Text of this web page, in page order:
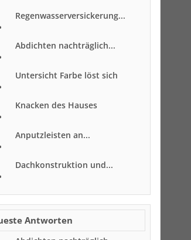
Regenwasserversickerung...
Abdichten nachträglich...
Untersicht Farbe löst sich
Knacken des Hauses
Anputzleisten an...
Dachkonstruktion und...
Antworten